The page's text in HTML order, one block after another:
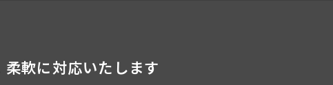
柔軟に対応いたします